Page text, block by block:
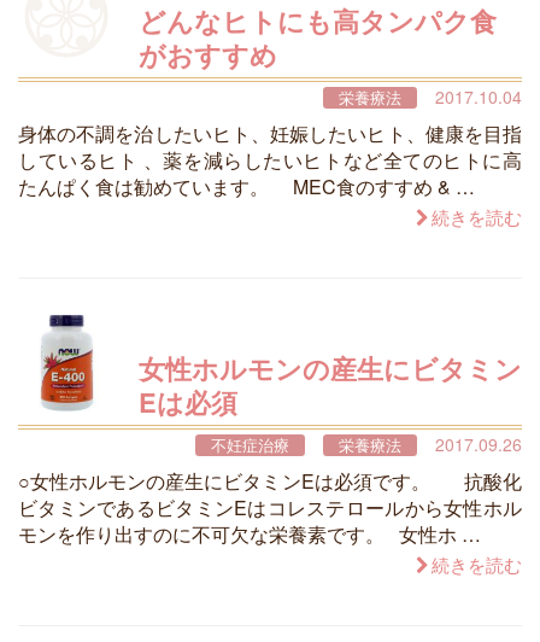
どんなヒトにも高タンパク食
がおすすめ
栄養療法 2017.10.04
身体の不調を治したいヒト、妊娠したいヒト、健康を目指
しているヒト 、薬を減らしたいヒトなど全てのヒトに高
たんぱく食は勧めています。 MEC食のすすめ & …
続きを読む
女性ホルモンの産生にビタミン
Eは必須
不妊症治療 栄養療法 2017.09.26
○女性ホルモンの産生にビタミンEは必須です。 抗酸化
ビタミンであるビタミンEはコレステロールから女性ホル
モンを作り出すのに不可欠な栄養素です。 女性ホ …
続きを読む